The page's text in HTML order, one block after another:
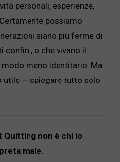
personali, esperienze,
possiamo
siano più ferme di
confini, o che vivano il
meno identitario. Ma
utile — spiegare tutto solo
Quitting non è chi lo
male.